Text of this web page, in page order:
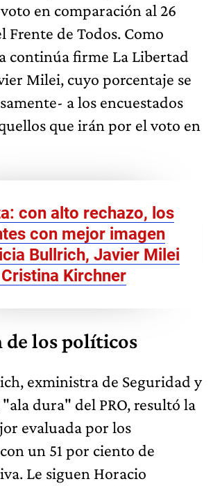
en comparación al 26
Frente de Todos. Como
continúa firme La Libertad
Milei, cuyo porcentaje se
a los encuestados
que irán por el voto en
con alto rechazo, los
con mejor imagen
Bullrich, Javier Milei
Kirchner
de los políticos
exministra de Seguridad y
dura" del PRO, resultó la
evaluada por los
un 51 por ciento de
Le siguen Horacio